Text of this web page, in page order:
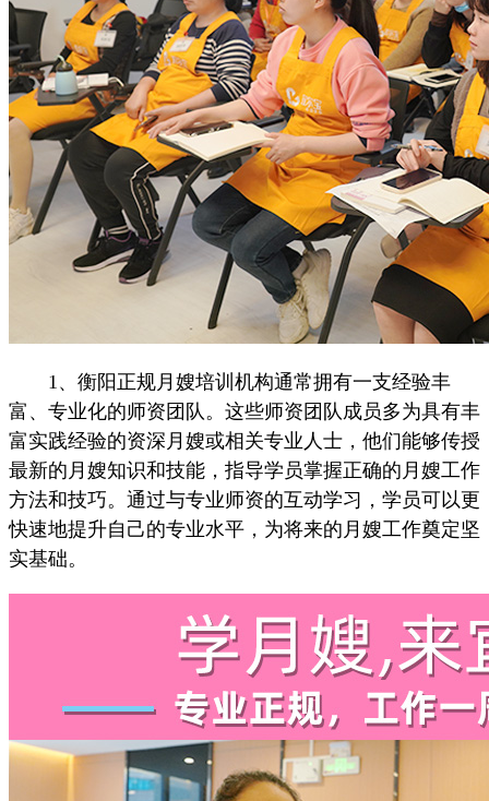
1、衡阳正规月嫂培训机构通常拥有一支经验丰
富、专业化的师资团队。这些师资团队成员多为具有丰
富实践经验的资深月嫂或相关专业人士，他们能够传授
最新的月嫂知识和技能，指导学员掌握正确的月嫂工作
方法和技巧。通过与专业师资的互动学习，学员可以更
快速地提升自己的专业水平，为将来的月嫂工作奠定坚
实基础。